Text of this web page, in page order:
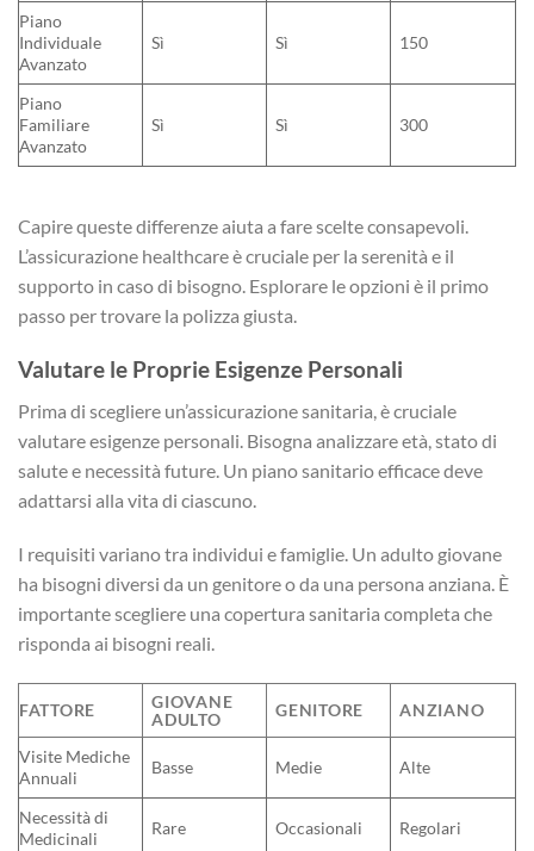
Piano
Individuale
Avanzato
Sì Sì 150
Piano
Familiare
Avanzato
Sì Sì 300
Capire queste differenze aiuta a fare scelte consapevoli.
L’assicurazione healthcare è cruciale per la serenità e il
supporto in caso di bisogno. Esplorare le opzioni è il primo
passo per trovare la polizza giusta.
Valutare le Proprie Esigenze Personali
Prima di scegliere un’assicurazione sanitaria, è cruciale
valutare esigenze personali. Bisogna analizzare età, stato di
salute e necessità future. Un piano sanitario efficace deve
adattarsi alla vita di ciascuno.
I requisiti variano tra individui e famiglie. Un adulto giovane
ha bisogni diversi da un genitore o da una persona anziana. È
importante scegliere una copertura sanitaria completa che
risponda ai bisogni reali.
FATTORE
GIOVANE
ADULTO
GENITORE ANZIANO
Visite Mediche
Annuali
Basse Medie Alte
Necessità di
Medicinali
Rare Occasionali Regolari